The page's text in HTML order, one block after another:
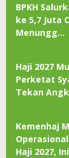
BPKH
ke 5,7 Juta
Menungg…
Haji 2027
Perketat
Tekan
Kemenhaj
Haji 2027,